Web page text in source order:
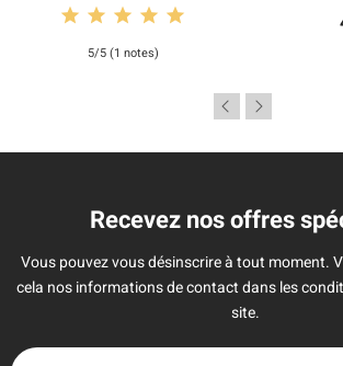
5/5 (1 notes)
Recevez nos offres
Vous pouvez vous désinscrire à tout moment.
cela nos informations de contact dans les
site.